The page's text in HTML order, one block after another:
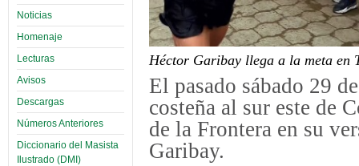
Noticias
Homenaje
Lecturas
Avisos
Descargas
Números Anteriores
Diccionario del Masista
Ilustrado (DMI)
Héctor Garibay llega a la meta en
El pasado sábado 29
costeña al sur este de
de la Frontera en su
Garibay.